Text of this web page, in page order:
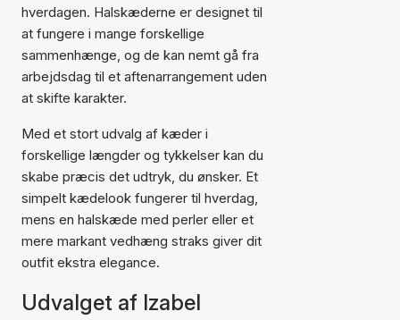
hverdagen. Halskæderne er designet til
at fungere i mange forskellige
sammenhænge, og de kan nemt gå fra
arbejdsdag til et aftenarrangement uden
at skifte karakter.
Med et stort udvalg af kæder i
forskellige længder og tykkelser kan du
skabe præcis det udtryk, du ønsker. Et
simpelt kædelook fungerer til hverdag,
mens en halskæde med perler eller et
mere markant vedhæng straks giver dit
outfit ekstra elegance.
Udvalget af Izabel